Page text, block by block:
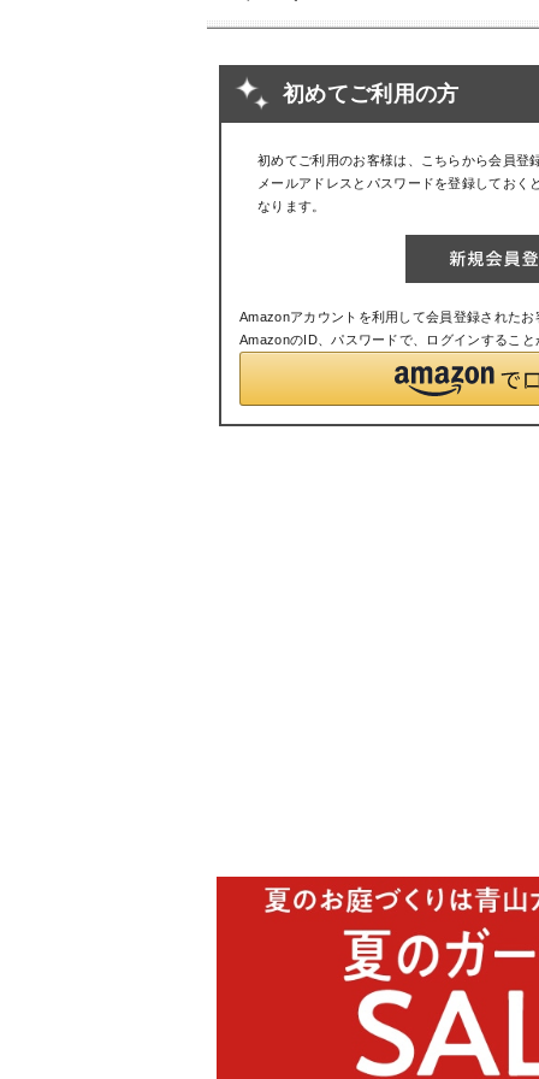
初めてご利用の方
初めてご利用のお客様は、こちらから会員登
メールアドレスとパスワードを登録しておく
なります。
Amazonアカウントを利用して会員登録されたお
AmazonのID、パスワードで、ログインすること